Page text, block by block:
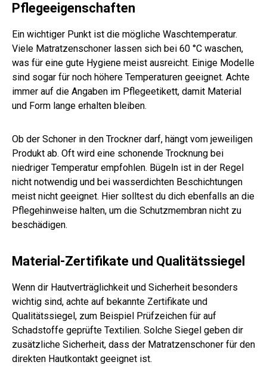
Pflegeeigenschaften
Ein wichtiger Punkt ist die mögliche Waschtemperatur.
Viele Matratzenschoner lassen sich bei 60 °C waschen,
was für eine gute Hygiene meist ausreicht. Einige Modelle
sind sogar für noch höhere Temperaturen geeignet. Achte
immer auf die Angaben im Pflegeetikett, damit Material
und Form lange erhalten bleiben.
Ob der Schoner in den Trockner darf, hängt vom jeweiligen
Produkt ab. Oft wird eine schonende Trocknung bei
niedriger Temperatur empfohlen. Bügeln ist in der Regel
nicht notwendig und bei wasserdichten Beschichtungen
meist nicht geeignet. Hier solltest du dich ebenfalls an die
Pflegehinweise halten, um die Schutzmembran nicht zu
beschädigen.
Material-Zertifikate und Qualitätssiegel
Wenn dir Hautverträglichkeit und Sicherheit besonders
wichtig sind, achte auf bekannte Zertifikate und
Qualitätssiegel, zum Beispiel Prüfzeichen für auf
Schadstoffe geprüfte Textilien. Solche Siegel geben dir
zusätzliche Sicherheit, dass der Matratzenschoner für den
direkten Hautkontakt geeignet ist.